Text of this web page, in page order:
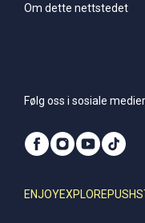
Om dette nettstedet
Følg oss i sosiale medier
ENJOYEXPLOREPUSH